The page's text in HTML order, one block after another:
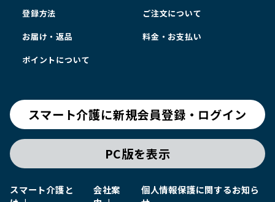
登録方法 ご注文について
お届け・返品 料金・お支払い
ポイントについて
スマート介護に新規会員登録・ログイン
PC版を表示
スマート介護と
会社案
個人情報保護に関するお知ら